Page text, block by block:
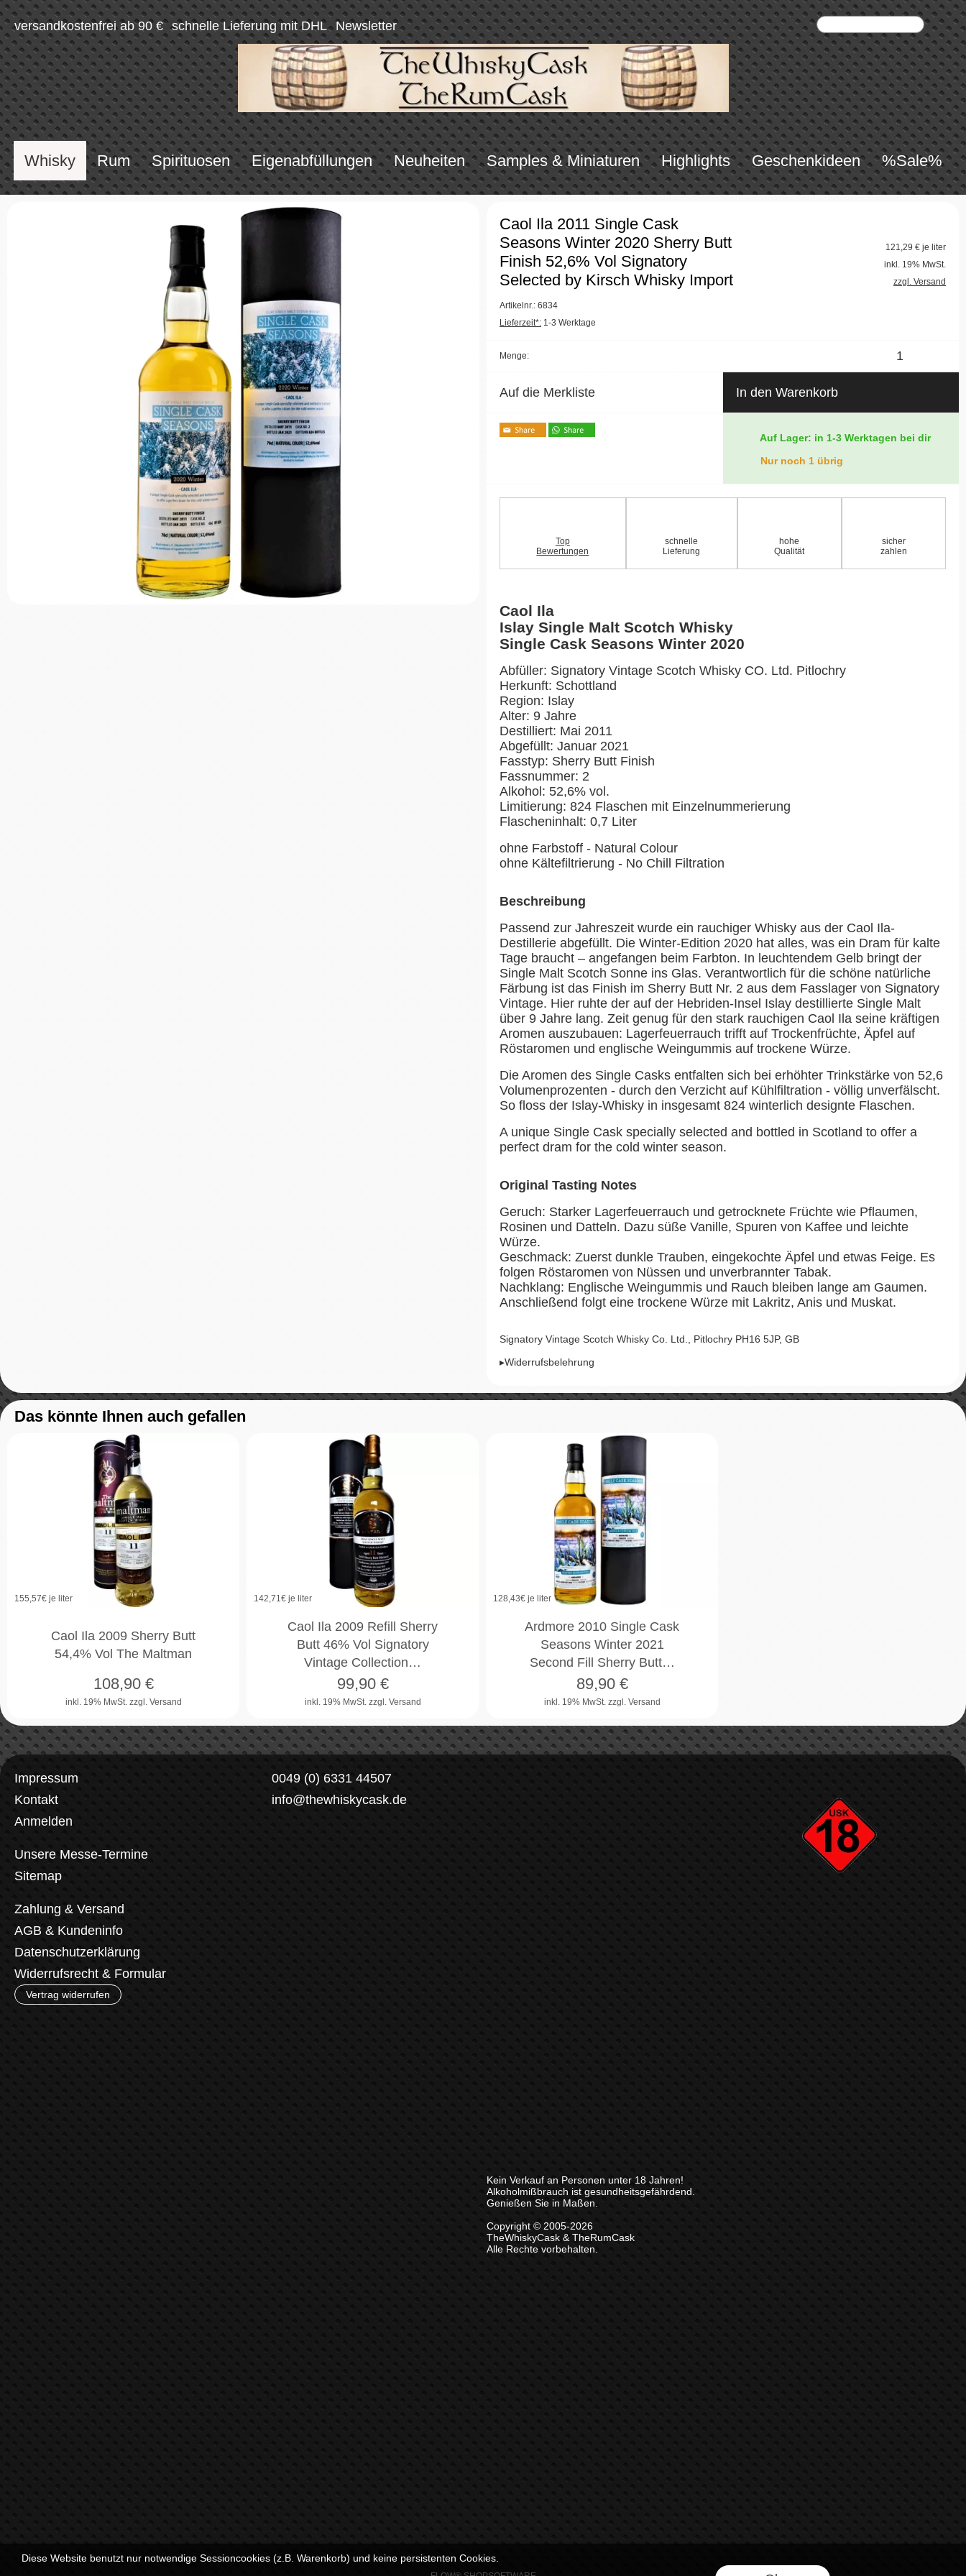
Diese Website benutzt nur notwendige Sessioncookies (z.B. Warenkorb) und keine persistenten Cookies.
versandkostenfrei ab 90 € schnelle Lieferung mit DHL Newsletter
Whisky Rum Spirituosen Eigenabfüllungen Neuheiten Samples & Miniaturen Highlights Geschenkideen %Sale%
Caol Ila 2011 Single Cask
Seasons Winter 2020 Sherry Butt
Finish 52,6% Vol Signatory
Selected by Kirsch Whisky Import
Artikelnr.: 6834
Lieferzeit*: 1-3 Werktage
121,29 € je liter
inkl. 19% MwSt.
zzgl. Versand
Menge:
Auf die Merkliste In den Warenkorb
Auf Lager: in 1-3 Werktagen bei dir
Nur noch 1 übrig
Top
Bewertungen
schnelle
Lieferung
hohe
Qualität
sicher
zahlen
Caol Ila
Islay Single Malt Scotch Whisky
Single Cask Seasons Winter 2020
Abfüller: Signatory Vintage Scotch Whisky CO. Ltd. Pitlochry
Herkunft: Schottland
Region: Islay
Alter: 9 Jahre
Destilliert: Mai 2011
Abgefüllt: Januar 2021
Fasstyp: Sherry Butt Finish
Fassnummer: 2
Alkohol: 52,6% vol.
Limitierung: 824 Flaschen mit Einzelnummerierung
Flascheninhalt: 0,7 Liter
ohne Farbstoff - Natural Colour
ohne Kältefiltrierung - No Chill Filtration
Beschreibung
Passend zur Jahreszeit wurde ein rauchiger Whisky aus der Caol Ila-
Destillerie abgefüllt. Die Winter-Edition 2020 hat alles, was ein Dram für kalte
Tage braucht – angefangen beim Farbton. In leuchtendem Gelb bringt der
Single Malt Scotch Sonne ins Glas. Verantwortlich für die schöne natürliche
Färbung ist das Finish im Sherry Butt Nr. 2 aus dem Fasslager von Signatory
Vintage. Hier ruhte der auf der Hebriden-Insel Islay destillierte Single Malt
über 9 Jahre lang. Zeit genug für den stark rauchigen Caol Ila seine kräftigen
Aromen auszubauen: Lagerfeuerrauch trifft auf Trockenfrüchte, Äpfel auf
Röstaromen und englische Weingummis auf trockene Würze.
Die Aromen des Single Casks entfalten sich bei erhöhter Trinkstärke von 52,6
Volumenprozenten - durch den Verzicht auf Kühlfiltration - völlig unverfälscht.
So floss der Islay-Whisky in insgesamt 824 winterlich designte Flaschen.
A unique Single Cask specially selected and bottled in Scotland to offer a
perfect dram for the cold winter season.
Original Tasting Notes
Geruch: Starker Lagerfeuerrauch und getrocknete Früchte wie Pflaumen,
Rosinen und Datteln. Dazu süße Vanille, Spuren von Kaffee und leichte
Würze.
Geschmack: Zuerst dunkle Trauben, eingekochte Äpfel und etwas Feige. Es
folgen Röstaromen von Nüssen und unverbrannter Tabak.
Nachklang: Englische Weingummis und Rauch bleiben lange am Gaumen.
Anschließend folgt eine trockene Würze mit Lakritz, Anis und Muskat.
Signatory Vintage Scotch Whisky Co. Ltd., Pitlochry PH16 5JP, GB
▸Widerrufsbelehrung
Das könnte Ihnen auch gefallen
155,57€ je liter
Caol Ila 2009 Sherry Butt
54,4% Vol The Maltman
inkl. 19% MwSt. zzgl. Versand
108,90€
142,71€ je liter
Caol Ila 2009 Refill Sherry
Butt 46% Vol Signatory
Vintage Collection…
inkl. 19% MwSt. zzgl. Versand
99,90€
128,43€ je liter
Ardmore 2010 Single Cask
Seasons Winter 2021
Second Fill Sherry Butt…
inkl. 19% MwSt. zzgl. Versand
89,90€
Impressum
Kontakt
Anmelden
Unsere Messe-Termine
Sitemap
Zahlung & Versand
AGB & Kundeninfo
Datenschutzerklärung
Widerrufsrecht & Formular
Vertrag widerrufen
0049 (0) 6331 44507
info@thewhiskycask.de
Kein Verkauf an Personen unter 18 Jahren!
Alkoholmißbrauch ist gesundheitsgefährdend.
Genießen Sie in Maßen.
Copyright © 2005-2026
TheWhiskyCask & TheRumCask
Alle Rechte vorbehalten.